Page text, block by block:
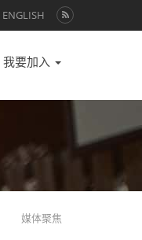
ENGLISH
我要加入
媒体聚焦